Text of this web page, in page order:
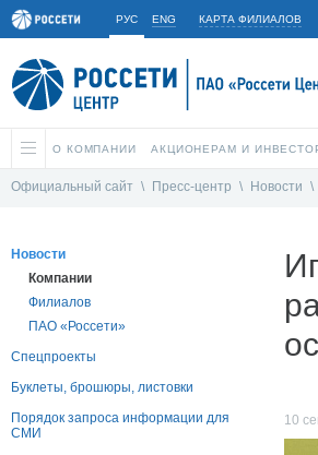
РУС ENG КАРТА ФИЛИАЛОВ
О КОМПАНИИ АКЦИОНЕРАМ И
Официальный сайт \ Пресс-центр \ Новости \
Новости
Компании
Филиалов
ПАО «Россети»
Спецпроекты
Буклеты, брошюры, листовки
Порядок запроса информации для
СМИ
10